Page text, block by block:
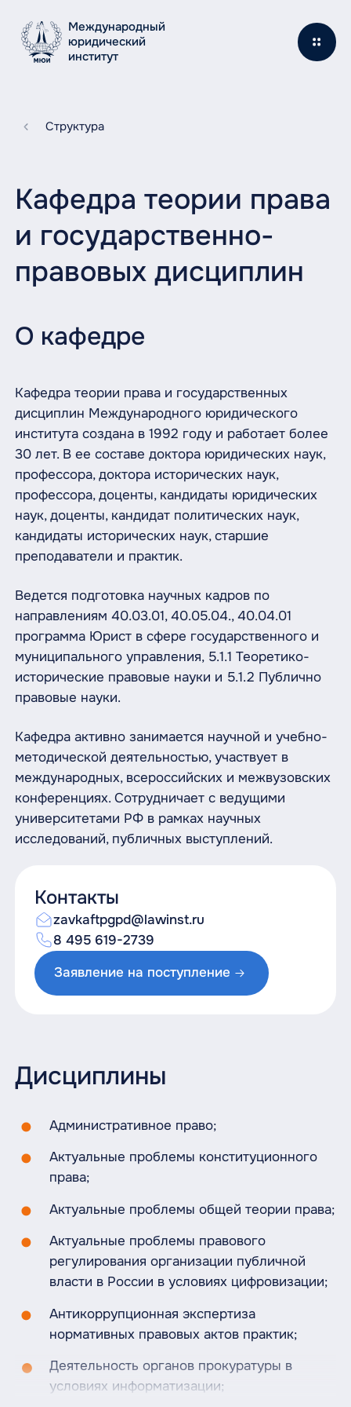
Международный
юридический
институт
Структура
Кафедра теории права
и государственно-
правовых дисциплин
О кафедре
Кафедра теории права и государственных
дисциплин Международного юридического
института создана в 1992 году и работает более
30 лет. В ее составе доктора юридических наук,
профессора, доктора исторических наук,
профессора, доценты, кандидаты юридических
наук, доценты, кандидат политических наук,
кандидаты исторических наук, старшие
преподаватели и практик.
Ведется подготовка научных кадров по
направлениям 40.03.01, 40.05.04., 40.04.01
программа Юрист в сфере государственного и
муниципального управления, 5.1.1 Теоретико-
исторические правовые науки и 5.1.2 Публично
правовые науки.
Кафедра активно занимается научной и учебно-
методической деятельностью, участвует в
международных, всероссийских и межвузовских
конференциях. Сотрудничает с ведущими
университетами РФ в рамках научных
исследований, публичных выступлений.
Контакты
zavkaftpgpd@lawinst.ru
8 495 619-2739
Заявление на поступление
Дисциплины
Административное право;
Актуальные проблемы конституционного
права;
Актуальные проблемы общей теории права;
Актуальные проблемы правового
регулирования организации публичной
власти в России в условиях цифровизации;
Антикоррупционная экспертиза
нормативных правовых актов практик;
Деятельность органов прокуратуры в
условиях информатизации;